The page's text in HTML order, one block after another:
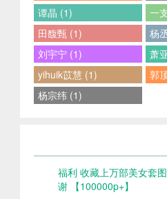
谭晶 (1)
一
田馥甄 (1)
杨
刘宇宁 (1)
萧
yihuik苡慧 (1)
郭
杨宗纬 (1)
福利 收藏上万部美女套
谢 【100000p+】